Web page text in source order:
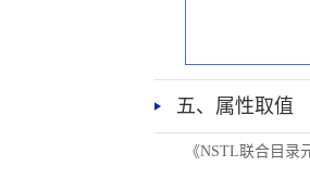
五、属性取值
《NSTL联合目